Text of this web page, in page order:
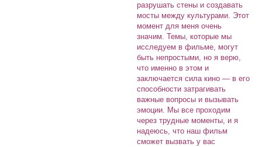
разрушать стены и создавать
мосты между культурами. Этот
момент для меня очень
значим. Темы, которые мы
исследуем в фильме, могут
быть непростыми, но я верю,
что именно в этом и
заключается сила кино — в его
способности затрагивать
важные вопросы и вызывать
эмоции. Мы все проходим
через трудные моменты, и я
надеюсь, что наш фильм
сможет вызвать у вас